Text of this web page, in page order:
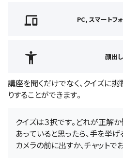
PC, スマートフ
顔出
講座を聞くだけでなく、クイズに
りすることができます。
クイズは３択です。どれが正解
あっていると思ったら、手を挙
カメラの前に出すか、チャットで